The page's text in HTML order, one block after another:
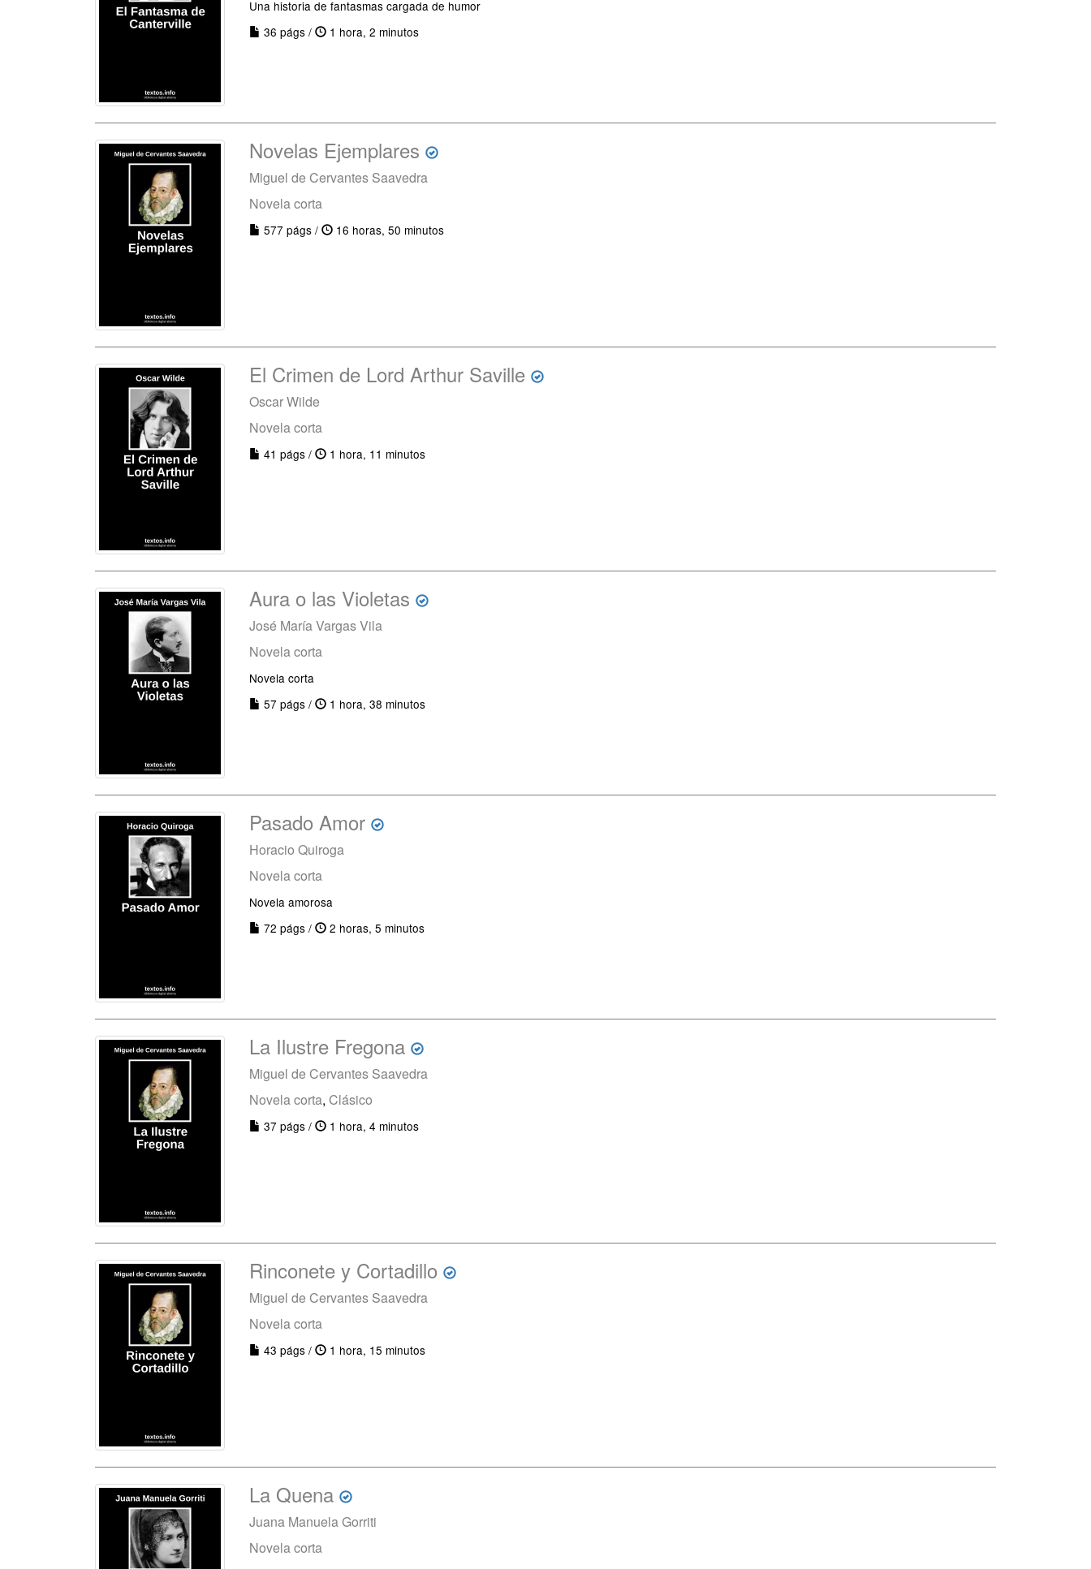
Una historia de fantasmas cargada de humor
36 págs /
1 hora, 2 minutos
Novelas Ejemplares
Miguel de Cervantes Saavedra
Novela corta
577 págs / 16 horas, 50 minutos
El Crimen de Lord Arthur Saville
Oscar Wilde
Novela corta
41 págs / 1 hora, 11 minutos
Aura o las Violetas
José María Vargas Vila
Novela corta
Novela corta
57 págs /
1 hora, 38 minutos
Pasado Amor
Horacio Quiroga
Novela corta
Novela amorosa
72 págs /
2 horas, 5 minutos
La Ilustre Fregona
Miguel de Cervantes Saavedra
Novela corta, Clásico
37 págs / 1 hora, 4 minutos
Rinconete y Cortadillo
Miguel de Cervantes Saavedra
Novela corta
43 págs / 1 hora, 15 minutos
La Quena
Juana Manuela Gorriti
Novela corta